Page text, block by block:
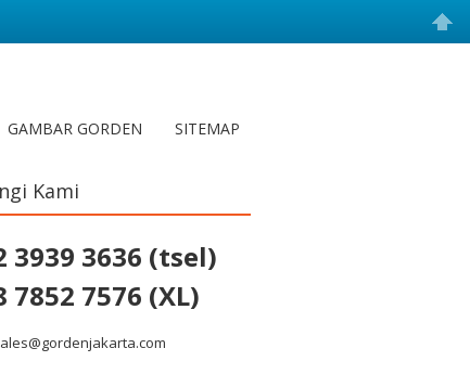
GAMBAR GORDEN SITEMAP
Kami
3939 3636 (tsel)
7852 7576 (XL)